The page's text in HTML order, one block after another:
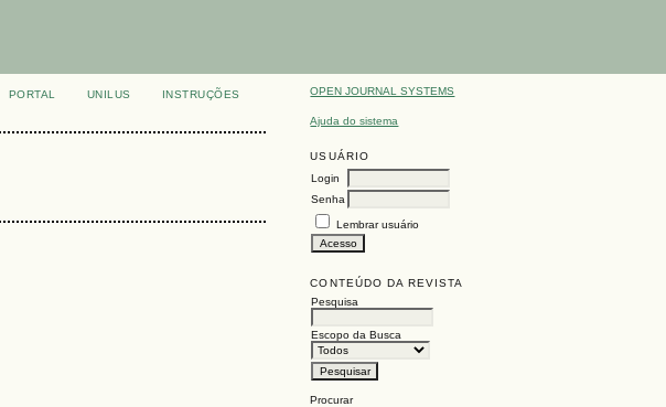
OPEN JOURNAL SYSTEMS
Ajuda do sistema
USUÁRIO
Login
Senha
Lembrar usuário
CONTEÚDO DA REVISTA
Pesquisa
Escopo da Busca
Procurar
PORTAL UNILUS
INSTRUÇÕES